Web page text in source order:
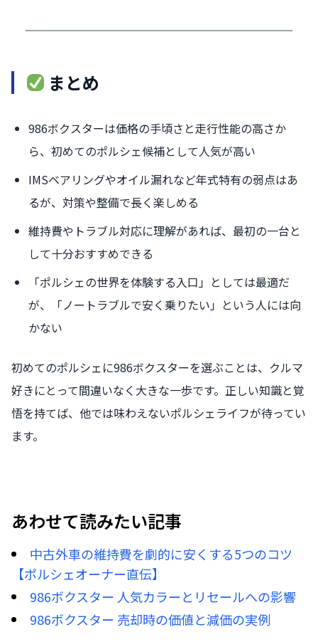
まとめ
986ボクスターは価格の手頃さと走行性能の高さか
ら、初めてのポルシェ候補として人気が高い
IMSベアリングやオイル漏れなど年式特有の弱点はあ
るが、対策や整備で長く楽しめる
維持費やトラブル対応に理解があれば、最初の一台と
して十分おすすめできる
「ポルシェの世界を体験する入口」としては最適だ
が、「ノートラブルで安く乗りたい」という人には向
かない
初めてのポルシェに986ボクスターを選ぶことは、クルマ
好きにとって間違いなく大きな一歩です。正しい知識と覚
悟を持てば、他では味わえないポルシェライフが待ってい
ます。
あわせて読みたい記事
中古外車の維持費を劇的に安くする5つのコツ
【ポルシェオーナー直伝】
986ボクスター 人気カラーとリセールへの影響
986ボクスター 売却時の価値と減価の実例